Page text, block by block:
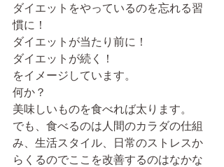
ダイエットをやっているのを忘れる習
慣に！
ダイエットが当たり前に！
ダイエットが続く！
をイメージしています。
何か？
美味しいものを食べれば太ります。
でも、食べるのは人間のカラダの仕組
み、生活スタイル、日常のストレスか
らくるのでここを改善するのはなかな